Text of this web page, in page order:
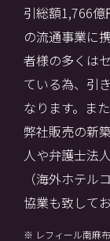
引総額1,766
の流通事業に
者様の多くは
ている為、引
なります。ま
弊社販売の新
人や弁護士法
（海外ホテル
協業も致して
※ レフィール南麻